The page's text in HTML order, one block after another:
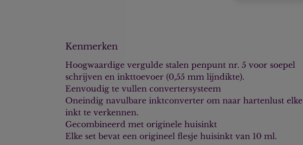
Kenmerken
Hoogwaardige vergulde stalen penpunt nr. 5 voor soepel
schrijven en inkttoevoer (0,55 mm lijndikte).
Eenvoudig te vullen convertersysteem
Oneindig navulbare inktconverter om naar hartenlust elke
inkt te verkennen.
Gecombineerd met originele huisinkt
Elke set bevat een origineel flesje huisinkt van 10 ml.